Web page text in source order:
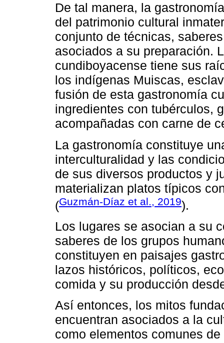
De tal manera, la
del patrimonio cultural
conjunto de técnicas,
asociados a su preparación.
cundiboyacense tiene sus
los indígenas Muiscas,
fusión de esta gastronomía
ingredientes con tubérculos,
acompañadas con carne de
La gastronomía constituye
interculturalidad y las
de sus diversos productos y
materializan platos típicos
(Guzmán-Díaz et al., 2019).
Los lugares se asocian a su
saberes de los grupos
constituyen en paisajes
lazos históricos, políticos,
comida y su producción
Así entonces, los mitos
encuentran asociados a la
como elementos comunes